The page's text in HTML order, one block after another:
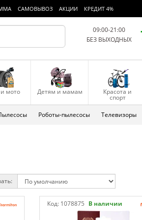
САМОВЫВОЗ АКЦИИ КРЕДИТ 4%
09:00-21:00
БЕЗ ВЫХОДНЫХ
мото Детям и мамам Красота и
спорт
Роботы-пылесосы Телевизоры
Код: 1078875 В наличии